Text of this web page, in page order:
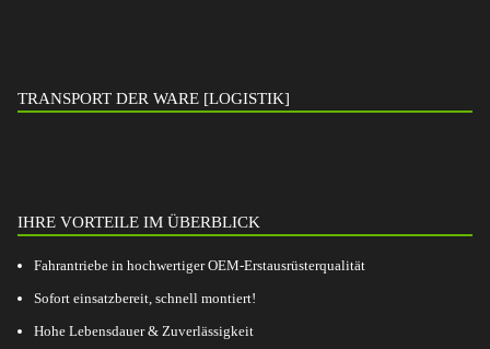
TRANSPORT DER WARE [LOGISTIK]
IHRE VORTEILE IM ÜBERBLICK
Fahrantriebe in hochwertiger OEM-Erstausrüsterqualität
Sofort einsatzbereit, schnell montiert!
Hohe Lebensdauer & Zuverlässigkeit